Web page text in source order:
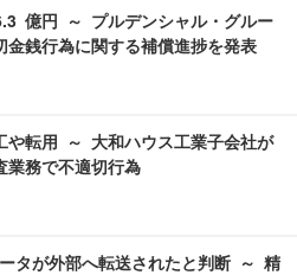
億円 ～ プルデンシャル・グルー
金銭行為に関する補償進捗を発表
や転用 ～ 大和ハウス工業子会社が
業務で不適切行為
タが外部へ転送されたと判断 ～ 精